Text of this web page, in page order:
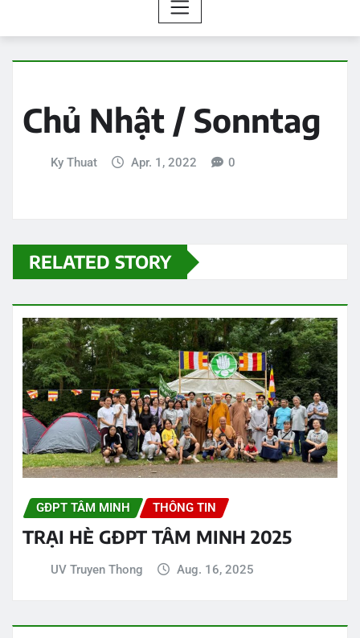
Chủ Nhật / Sonntag
Ky Thuat Apr. 1, 2022 0
RELATED STORY
GĐPT TÂM MINH THÔNG TIN
TRẠI HÈ GĐPT TÂM MINH 2025
UV Truyen Thong Aug. 16, 2025